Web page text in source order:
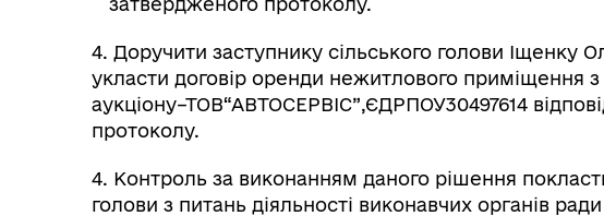
4. Доручити заступнику сільського голови Іщенку
укласти договір оренди нежитлового приміщення
аукціону–ТОВ“АВТОСЕРВІС”,ЄДРПОУ30497614
протоколу.
4. Контроль за виконанням даного рішення
голови з питань діяльності виконавчих органів